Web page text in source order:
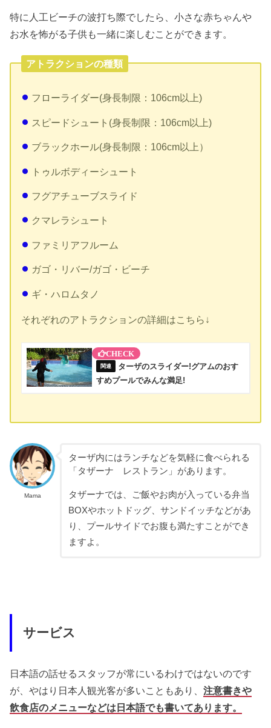
特に人工ビーチの波打ち際でしたら、小さな赤ちゃんや
お水を怖がる子供も一緒に楽しむことができます。
アトラクションの種類
フローライダー(身長制限：106cm以上)
スピードシュート(身長制限：106cm以上)
ブラックホール(身長制限：106cm以上）
トゥルボディーシュート
フグアチューブスライド
クマレラシュート
ファミリアフルーム
ガゴ・リバー/ガゴ・ビーチ
ギ・ハロムタノ
それぞれのアトラクションの詳細はこちら↓
ターザのスライダー!グアムのおす
すめプールでみんな満足!
Mama
ターザ内にはランチなどを気軽に食べられる
「タザーナ レストラン」があります。
タザーナでは、ご飯やお肉が入っている弁当
BOXやホットドッグ、サンドイッチなどがあ
り、プールサイドでお腹も満たすことができ
ますよ。
サービス
日本語の話せるスタッフが常にいるわけではないのです
が、やはり日本人観光客が多いこともあり、注意書きや
飲食店のメニューなどは日本語でも書いてあります。